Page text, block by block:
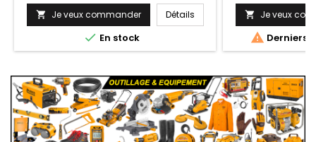
 Je veux commander Détails
 En stock
 Je veux
 Derniers